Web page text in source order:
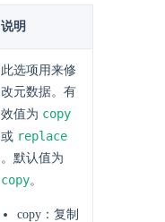
说明
此选项用来修
改元数据。有
效值为 copy
或 replace
。默认值为
copy。
copy：复制